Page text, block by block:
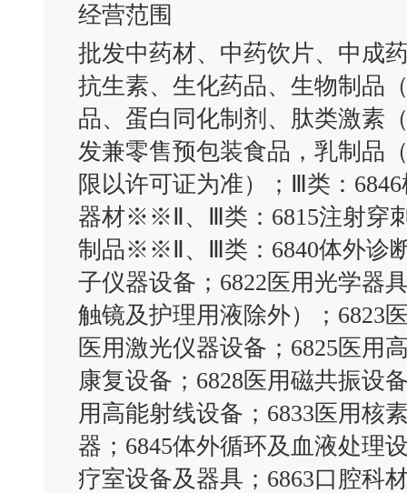
经营范围
批发中药材、中药饮片、中成
抗生素、生化药品、生物制品
品、蛋白同化制剂、肽类激素
发兼零售预包装食品，乳制品
限以许可证为准）；Ⅲ类：
器材※※Ⅱ、Ⅲ类：6815注射穿
制品※※Ⅱ、Ⅲ类：6840体外诊
子仪器设备；6822医用光学器
触镜及护理用液除外）；6823
医用激光仪器设备；6825医用
康复设备；6828医用磁共振设
用高能射线设备；6833医用核
器；6845体外循环及血液处理
疗室设备及器具；6863口腔科